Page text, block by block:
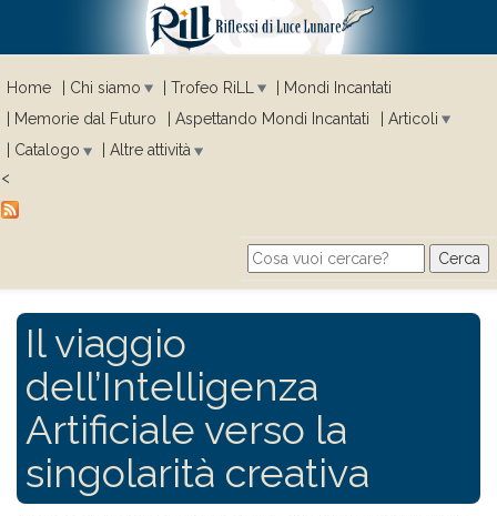
Home Chi siamo Trofeo RiLL
Mondi Incantati
Memorie dal Futuro
Aspettando Mondi Incantati
Articoli
Catalogo
Altre attività
<
Search form
Cerca
Il viaggio
dell’Intelligenza
Artificiale verso la
singolarità creativa